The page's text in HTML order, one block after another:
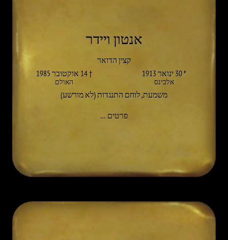
אנטון ויידר
קצין הדואר
* 30 ינואר 1913
אלבינס
† 14 אוקטובר 1985
האולם
משמעת,לוחם התנגדות (לא מורשע)
פרטים …